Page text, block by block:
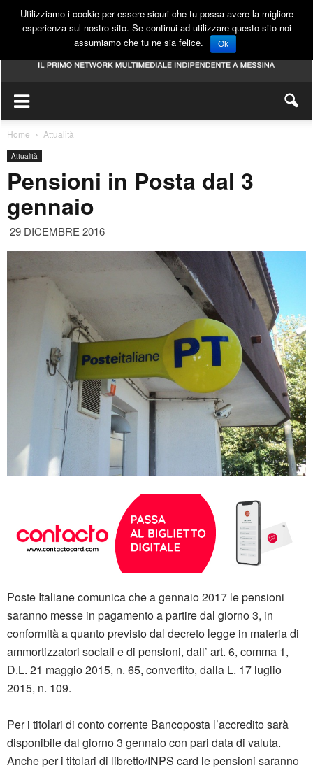
Home Attualità
Attualità
Pensioni in Posta dal 3
gennaio
29 DICEMBRE 2016
Poste Italiane comunica che a gennaio 2017 le pensioni
saranno messe in pagamento a partire dal giorno 3, in
conformità a quanto previsto dal decreto legge in materia di
ammortizzatori sociali e di pensioni, dall’ art. 6, comma 1,
D.L. 21 maggio 2015, n. 65, convertito, dalla L. 17 luglio
2015, n. 109.
Per i titolari di conto corrente Bancoposta l’accredito sarà
disponibile dal giorno 3 gennaio con pari data di valuta.
Anche per i titolari di libretto/INPS card le pensioni saranno
Utilizziamo i cookie per essere sicuri che tu possa avere la migliore
esperienza sul nostro sito. Se continui ad utilizzare questo sito noi
assumiamo che tu ne sia felice.
Ok